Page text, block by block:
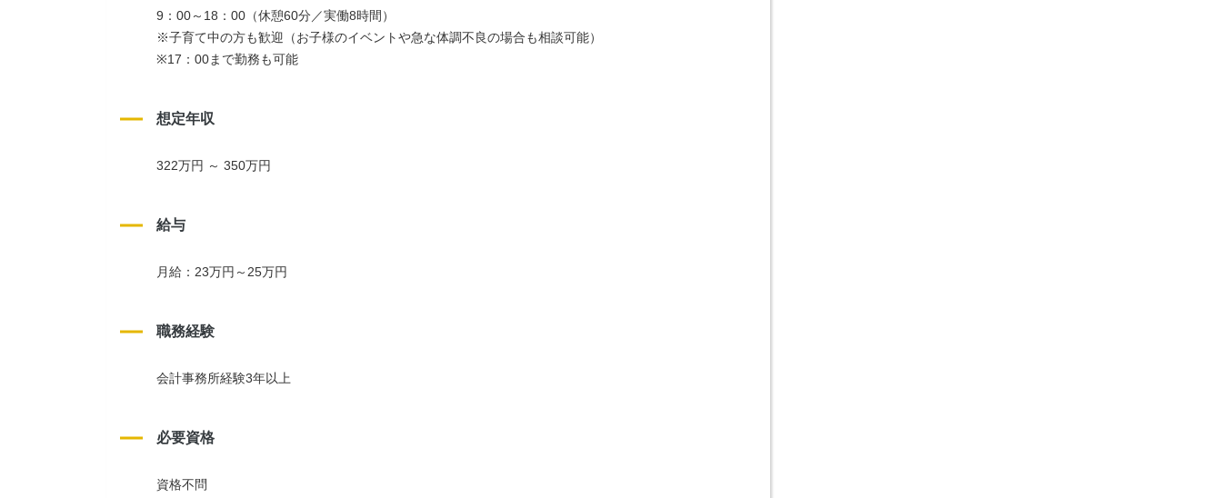
9：00～18：00（休憩60分／実働8時間）
※子育て中の方も歓迎（お子様のイベントや急な体調不良の場合も相談可能）
※17：00まで勤務も可能
想定年収
322万円 ～ 350万円
給与
月給：23万円～25万円
職務経験
会計事務所経験3年以上
必要資格
資格不問